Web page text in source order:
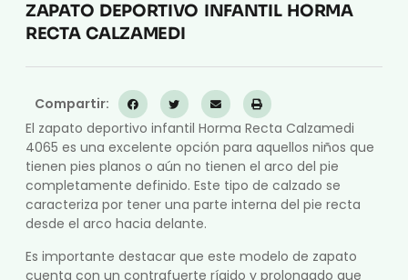
ZAPATO DEPORTIVO INFANTIL HORMA
RECTA CALZAMEDI
Compartir:
El zapato deportivo infantil Horma Recta Calzamedi
4065 es una excelente opción para aquellos niños que
tienen pies planos o aún no tienen el arco del pie
completamente definido. Este tipo de calzado se
caracteriza por tener una parte interna del pie recta
desde el arco hacia delante.
Es importante destacar que este modelo de zapato
cuenta con un contrafuerte rígido y prolongado que